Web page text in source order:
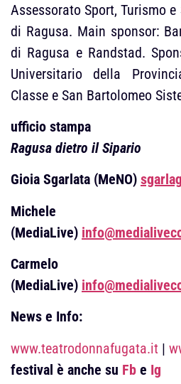
Assessorato Sport, Turismo
di Ragusa. Main sponsor:
di Ragusa e Randstad.
Universitario della
Classe e San Bartolomeo
ufficio stampa
Ragusa dietro il Sipario
Gioia Sgarlata (MeNO)
Michele
(MediaLive)
Carmelo
(MediaLive)
News e Info:
www.teatrodonnafugata.it |
festival è anche su Fb e Ig